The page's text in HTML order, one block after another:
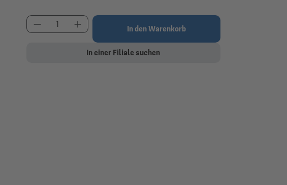
Produkt Anzahl: Gib den gewünschten Wert ein oder
In den Warenkorb
In einer Filiale suchen